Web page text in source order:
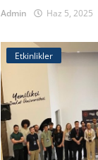
Admin Haz 5, 2025
Etkinlikler